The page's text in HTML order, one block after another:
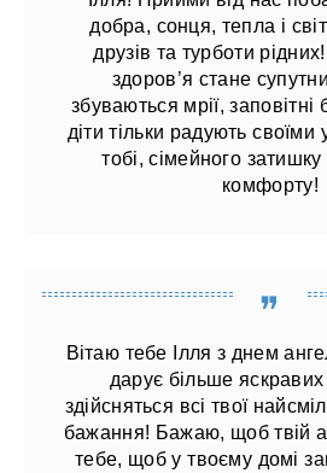
добра, сонця, тепла і
друзів та турботи
здоров’я стане
збуваються мрії,
діти тільки радують
тобі, сімейного
комфорту!
Вітаю тебе Ілля з днем
дарує більше яскравих
здійсняться всі твої
бажання! Бажаю, щоб твій
тебе, щоб у твоєму домі